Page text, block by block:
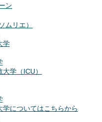
ン
ムリエ）
学
学（ICU）
学についてはこちらから